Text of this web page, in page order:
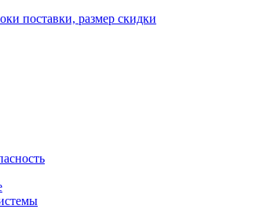
поставки, размер скидки